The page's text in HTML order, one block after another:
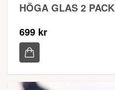
HÖGA GLAS 2 PACK
699 kr